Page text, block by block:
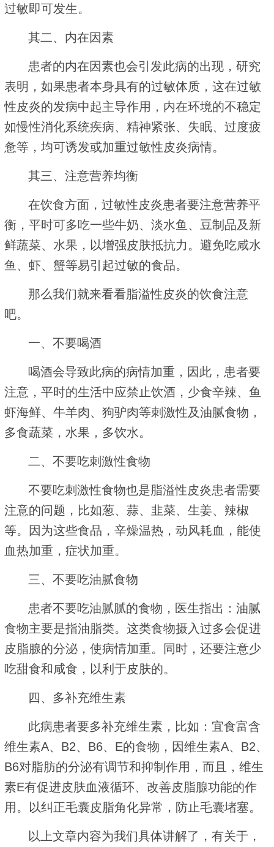
过敏即可发生。
其二、内在因素
患者的内在因素也会引发此病的出现，研究
表明，如果患者本身具有的过敏体质，这在过敏
性皮炎的发病中起主导作用，内在环境的不稳定
如慢性消化系统疾病、精神紧张、失眠、过度疲
惫等，均可诱发或加重过敏性皮炎病情。
其三、注意营养均衡
在饮食方面，过敏性皮炎患者要注意营养平
衡，平时可多吃一些牛奶、淡水鱼、豆制品及新
鲜蔬菜、水果，以增强皮肤抵抗力。避免吃咸水
鱼、虾、蟹等易引起过敏的食品。
那么我们就来看看脂溢性皮炎的饮食注意
吧。
一、不要喝酒
喝酒会导致此病的病情加重，因此，患者要
注意，平时的生活中应禁止饮酒，少食辛辣、鱼
虾海鲜、牛羊肉、狗驴肉等刺激性及油腻食物，
多食蔬菜，水果，多饮水。
二、不要吃刺激性食物
不要吃刺激性食物也是脂溢性皮炎患者需要
注意的问题，比如葱、蒜、韭菜、生姜、辣椒
等。因为这些食品，辛燥温热，动风耗血，能使
血热加重，症状加重。
三、不要吃油腻食物
患者不要吃油腻腻的食物，医生指出：油腻
食物主要是指油脂类。这类食物摄入过多会促进
皮脂腺的分泌，使病情加重。同时，还要注意少
吃甜食和咸食，以利于皮肤的。
四、多补充维生素
此病患者要多补充维生素，比如：宜食富含
维生素A、B2、B6、E的食物，因维生素A、B2、
B6对脂肪的分泌有调节和抑制作用，而且，维生
素E有促进皮肤血液循环、改善皮脂腺功能的作
用。以纠正毛囊皮脂角化异常，防止毛囊堵塞。
以上文章内容为我们具体讲解了，有关于，